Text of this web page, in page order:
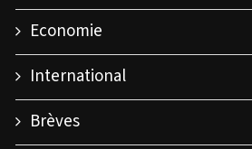
Economie
International
Brèves